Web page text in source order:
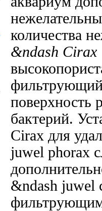
количества
&ndash Cirax
поверхность
бактерий.
Cirax для
juwel phorax
&ndash juwel